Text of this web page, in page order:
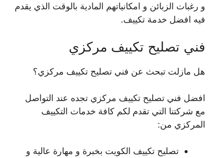
و رغبات الزبائن و امكانياتهم المادية بالوقت الذي يقدم
فيه افضل خدمة تكييف.
فني تصليح تكييف مركزي
هل مازلت تبحث عن فني تصليح تكييف مركزي؟
افضل فني تصليح تكييف مركزي تجده عند التواصل
مع شركتنا التي تقدم لكم كافة خدمات التكييف
المركزي من:
تصليح تكييف الكويت بخبرة و مهارة عالية و